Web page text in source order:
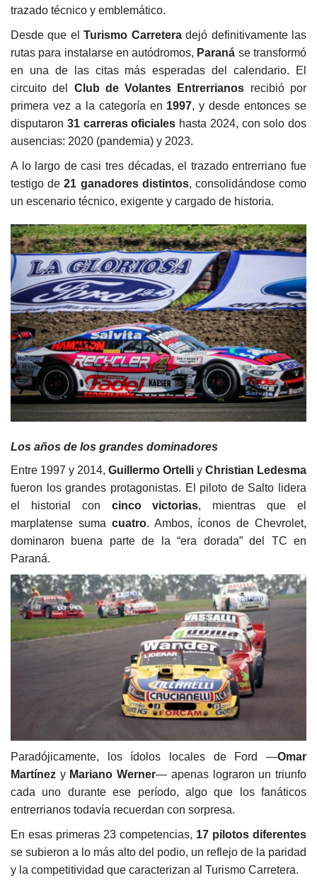
trazado técnico y emblemático.
Desde que elTurismo Carreteradejó definitivamente las
rutas para instalarse en autódromos, Paraná se transformó
en una de las citas más esperadas del calendario. El
circuito del Club de Volantes Entrerrianos recibió por
primera vez a la categoría en 1997, y desde entonces se
disputaron 31 carreras oficiales hasta 2024, con solo dos
ausencias: 2020 (pandemia) y 2023.
A lo largo de casi tres décadas, el trazado entrerriano fue
testigo de21 ganadores distintos, consolidándose como
un escenario técnico, exigente y cargado de historia.
Los años de los grandes dominadores
Entre 1997 y 2014, Guillermo Ortelli y Christian Ledesma
fueron los grandes protagonistas. El piloto de Salto lidera
el historial con cinco victorias, mientras que el
marplatense suma cuatro. Ambos, íconos de Chevrolet,
dominaron buena parte de la “era dorada” del TC en
Paraná.
Paradójicamente, los ídolos locales de Ford —Omar
Martínez y Mariano Werner— apenas lograron un triunfo
cada uno durante ese período, algo que los fanáticos
entrerrianos todavía recuerdan con sorpresa.
En esas primeras 23 competencias, 17 pilotos diferentes
se subieron a lo más alto del podio, un reflejo de la paridad
y la competitividad que caracterizan al Turismo Carretera.